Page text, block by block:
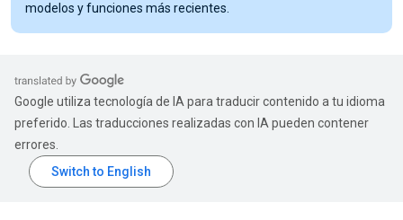
modelos y funciones más recientes.
Google utiliza tecnología de IA para traducir contenido a tu idioma
preferido. Las traducciones realizadas con IA pueden contener
errores.